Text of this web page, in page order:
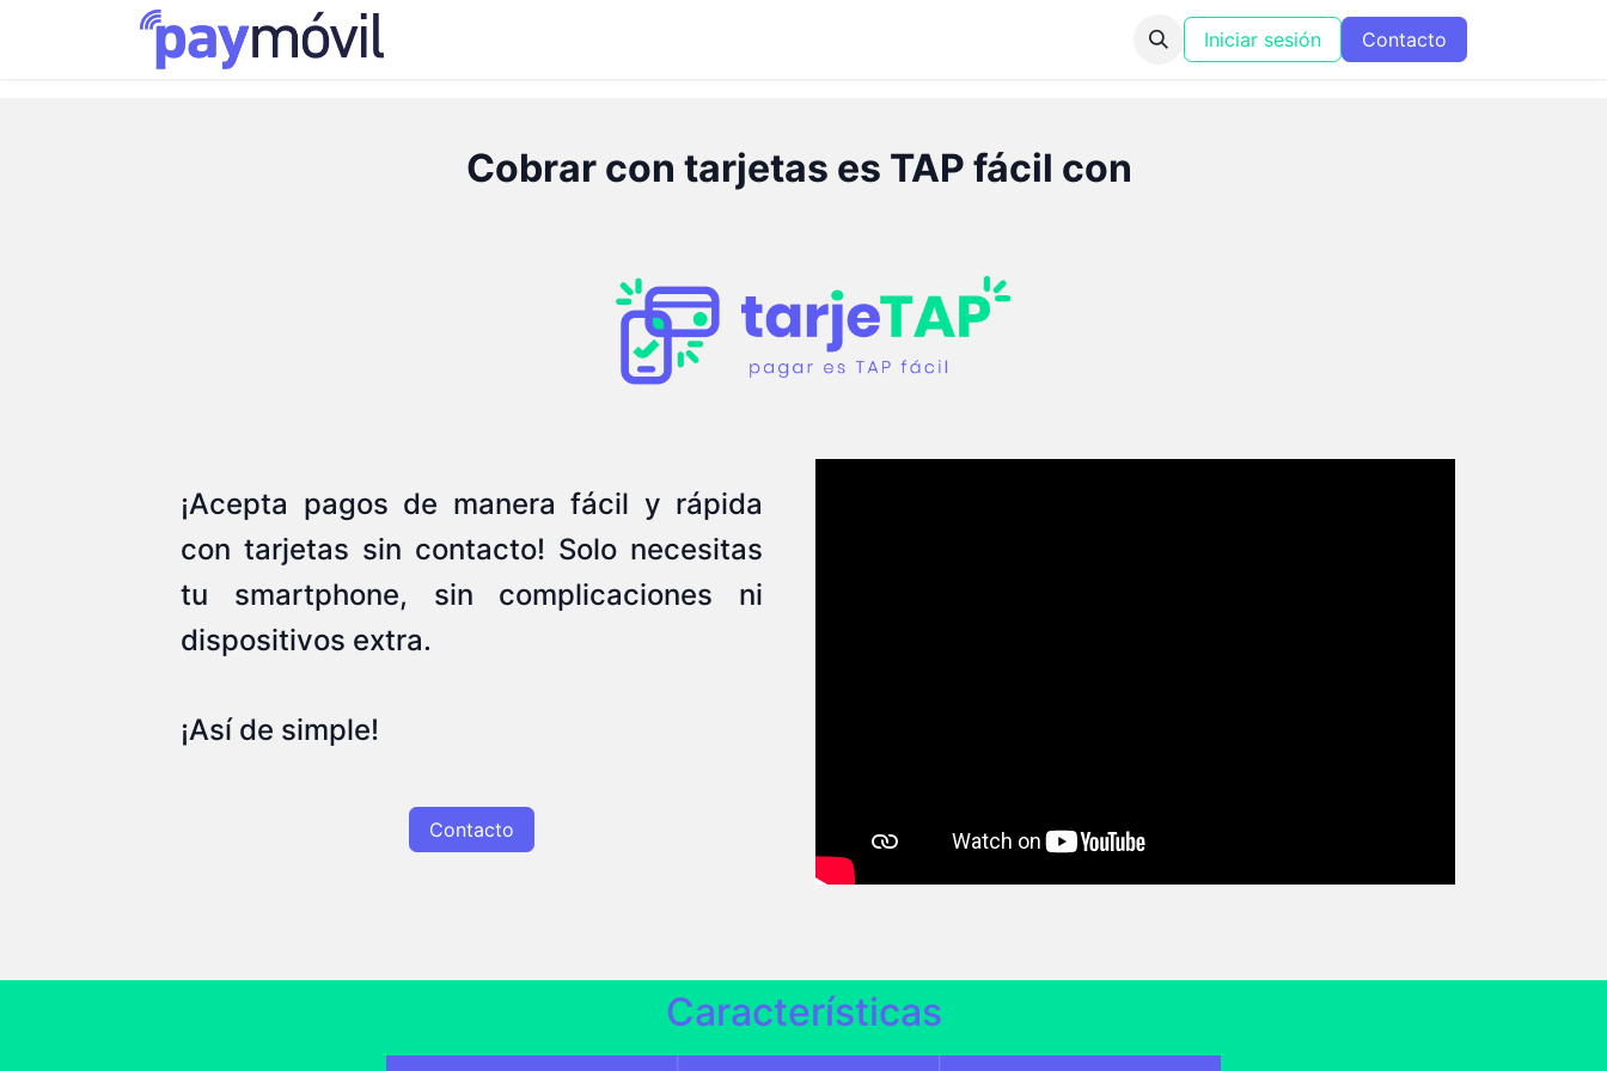
Iniciar sesión Contacto
Cobrar con tarjetas es TAP fácil con
¡Acepta pagos de manera fácil y rápida
con tarjetas sin contacto! Solo necesitas
tu smartphone, sin complicaciones ni
dispositivos extra.
¡Así de simple!
Contacto
Características